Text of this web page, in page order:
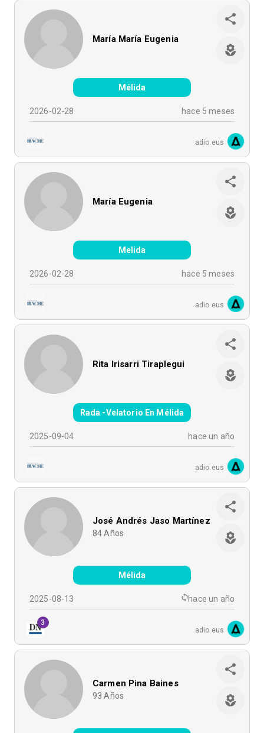
María María Eugenia
Mélida
2026-02-28 hace 5 meses
adio.eus
María Eugenia
Melida
2026-02-28 hace 5 meses
adio.eus
Rita Irisarri Tiraplegui
Rada -Velatorio En Mélida
2025-09-04 hace un año
adio.eus
José Andrés Jaso Martínez
84 Años
Mélida
2025-08-13 hace un año
3
adio.eus
Carmen Pina Baines
93 Años